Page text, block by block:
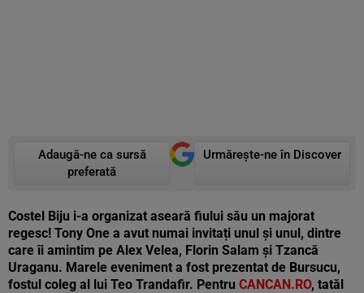
Adaugă-ne ca sursă
preferată
Urmărește-ne în Discover
Costel Biju i-a organizat aseară fiului său un majorat
regesc! Tony One a avut numai invitați unul și unul, dintre
care îi amintim pe Alex Velea, Florin Salam și Tzancă
Uraganu. Marele eveniment a fost prezentat de Bursucu,
fostul coleg al lui Teo Trandafir. Pentru CANCAN.RO, tatăl